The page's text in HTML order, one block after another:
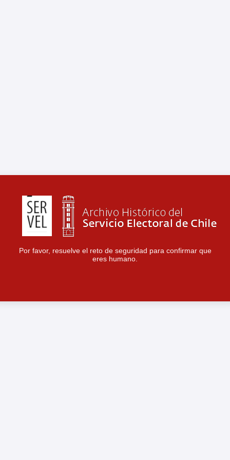
Por favor, resuelve el reto de seguridad para confirmar que
eres humano.